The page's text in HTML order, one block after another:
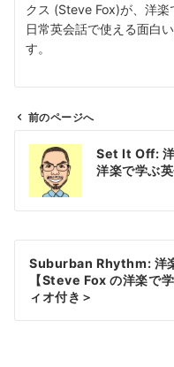
クス (Steve Fox)が、洋楽
日常英会話で使える面白
す。
ン
前のページへ
Set It Off:
洋楽で学ぶ
Suburban Rhythm: 洋
【Steve Fox の洋楽で
ィオ付き＞